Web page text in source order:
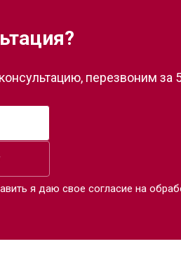
перезвоним за
я даю свое согласие на